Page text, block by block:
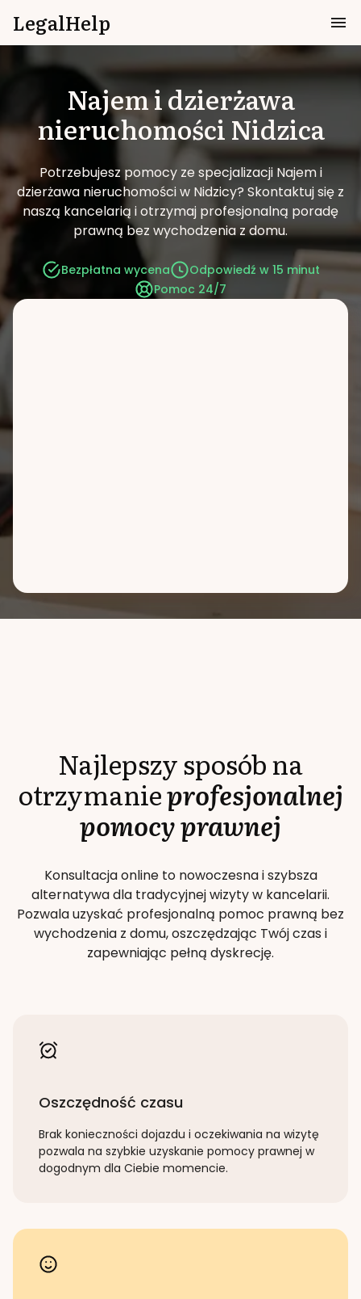
LegalHelp
Najem i dzierżawa
nieruchomościNidzica
Potrzebujesz pomocy ze specjalizacji Najem i
dzierżawa nieruchomości w Nidzicy? Skontaktuj się z
naszą kancelarią i otrzymaj profesjonalną poradę
prawną bez wychodzenia z domu.
Bezpłatna wycena
Odpowiedź w 15 minut
Pomoc 24/7
Najlepszy sposób na
otrzymanieprofesjonalnej
pomocy prawnej
Konsultacja online to nowoczesna i szybsza
alternatywa dla tradycyjnej wizyty w kancelarii.
Pozwala uzyskać profesjonalną pomoc prawną bez
wychodzenia z domu, oszczędzając Twój czas i
zapewniając pełną dyskrecję.
Oszczędność czasu
Brak konieczności dojazdu i oczekiwania na wizytę
pozwala na szybkie uzyskanie pomocy prawnej w
dogodnym dla Ciebie momencie.